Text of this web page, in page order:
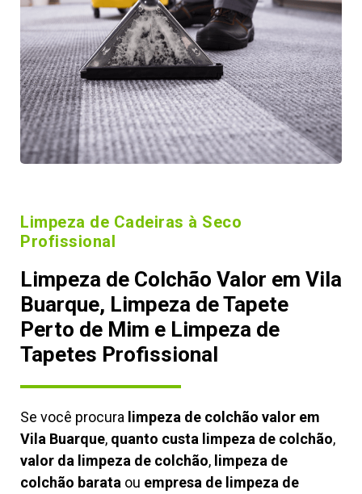
Limpeza de Cadeiras à Seco
Profissional
Limpeza de Colchão Valor em Vila
Buarque, Limpeza de Tapete
Perto de Mim e Limpeza de
Tapetes Profissional
Se você procura limpeza de colchão valor em
Vila Buarque, quanto custa limpeza de colchão,
valor da limpeza de colchão, limpeza de
colchão barata ou empresa de limpeza de